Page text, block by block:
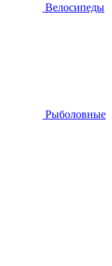
Велосипеды
Рыболовные